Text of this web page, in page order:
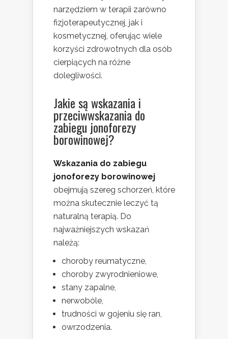
narzędziem w terapii zarówno
fizjoterapeutycznej, jak i
kosmetycznej, oferując wiele
korzyści zdrowotnych dla osób
cierpiących na różne
dolegliwości.
Jakie są wskazania i
przeciwwskazania do
zabiegu jonoforezy
borowinowej?
Wskazania do zabiegu
jonoforezy borowinowej
obejmują szereg schorzeń, które
można skutecznie leczyć tą
naturalną terapią. Do
najważniejszych wskazań
należą:
choroby reumatyczne,
choroby zwyrodnieniowe,
stany zapalne,
nerwobóle,
trudności w gojeniu się ran,
owrzodzenia.